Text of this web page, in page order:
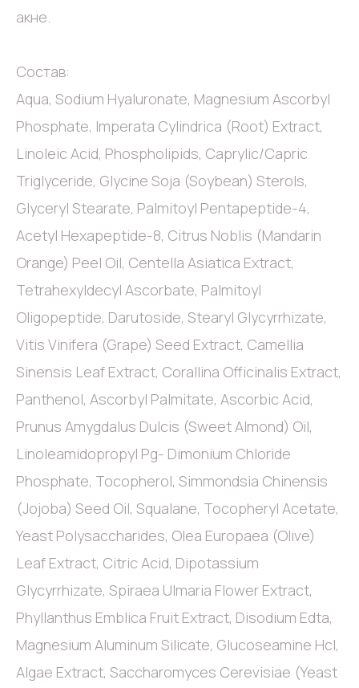
акне.
Состав:
Aqua, Sodium Hyaluronate, Magnesium Ascorbyl
Phosphate, Imperata Cylindrica (Root) Extract,
Linoleic Acid, Phospholipids, Caprylic/Capric
Triglyceride, Glycine Soja (Soybean) Sterols,
Glyceryl Stearate, Palmitoyl Pentapeptide-4,
Acetyl Hexapeptide-8, Citrus Noblis (Mandarin
Orange) Peel Oil, Centella Asiatica Extract,
Tetrahexyldecyl Ascorbate, Palmitoyl
Oligopeptide, Darutoside, Stearyl Glycyrrhizate,
Vitis Vinifera (Grape) Seed Extract, Camellia
Sinensis Leaf Extract, Corallina Officinalis Extract,
Panthenol, Ascorbyl Palmitate, Ascorbic Acid,
Prunus Amygdalus Dulcis (Sweet Almond) Oil,
Linoleamidopropyl Pg- Dimonium Chloride
Phosphate, Tocopherol, Simmondsia Chinensis
(Jojoba) Seed Oil, Squalane, Tocopheryl Acetate,
Yeast Polysaccharides, Olea Europaea (Olive)
Leaf Extract, Citric Acid, Dipotassium
Glycyrrhizate, Spiraea Ulmaria Flower Extract,
Phyllanthus Emblica Fruit Extract, Disodium Edta,
Magnesium Aluminum Silicate, Glucoseamine Hcl,
Algae Extract, Saccharomyces Cerevisiae (Yeast